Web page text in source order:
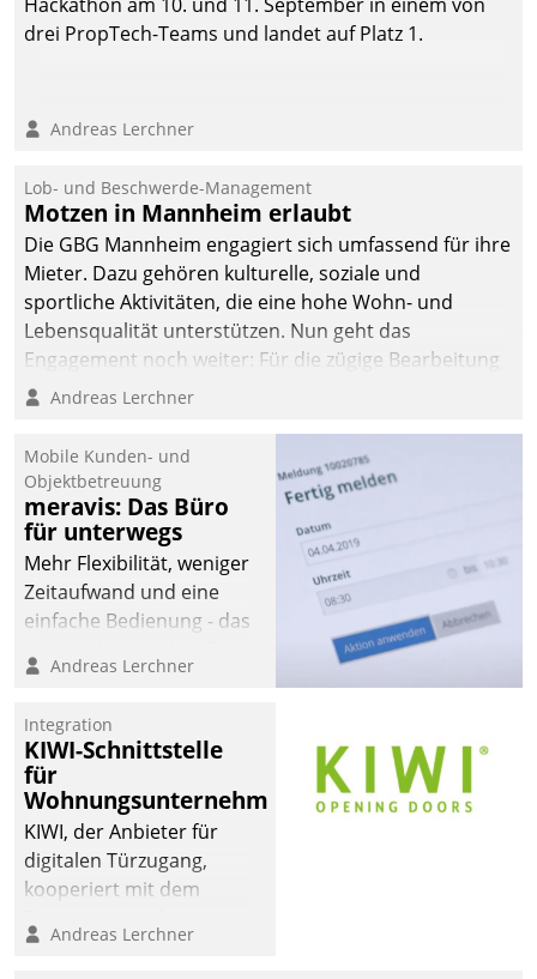
drei PropTech-Teams und landet auf Platz 1.
Andreas Lerchner
Lob- und Beschwerde-Management
Motzen in Mannheim erlaubt
Die GBG Mannheim engagiert sich umfassend für ihre
Mieter. Dazu gehören kulturelle, soziale und
sportliche Aktivitäten, die eine hohe Wohn- und
Lebensqualität unterstützen. Nun geht das
Engagement noch weiter: Für die zügige Bearbeitung
von Beschwerden – oder Lob – richtet das
und Beschwerde-Management einen eigenen Kanal
ein.
Andreas Lerchner
Mobile Kunden- und
Objektbetreuung
meravis: Das Büro
für unterwegs
Mehr Flexibilität, weniger
Zeitaufwand und eine
einfache Bedienung - das
Cockpit für mobile
Datatrain. Die meravis
Wohnungsbau- und
Immobilien GmbH hat
sich dabei für den Betrieb
der Lösung über die SAP
Cloud Platform
Unternehmen am
Andreas Lerchner
Integration
KIWI-Schnittstelle
für
Wohnungsunternehmen
KIWI, der Anbieter für
digitalen Türzugang,
kooperiert mit dem
Softwareentwicklungshaus
Andreas Lerchner